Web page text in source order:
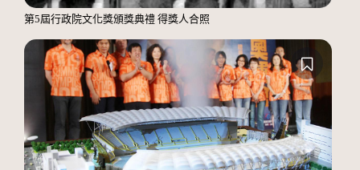
第5屆行政院文化獎頒獎典禮 得獎人合照